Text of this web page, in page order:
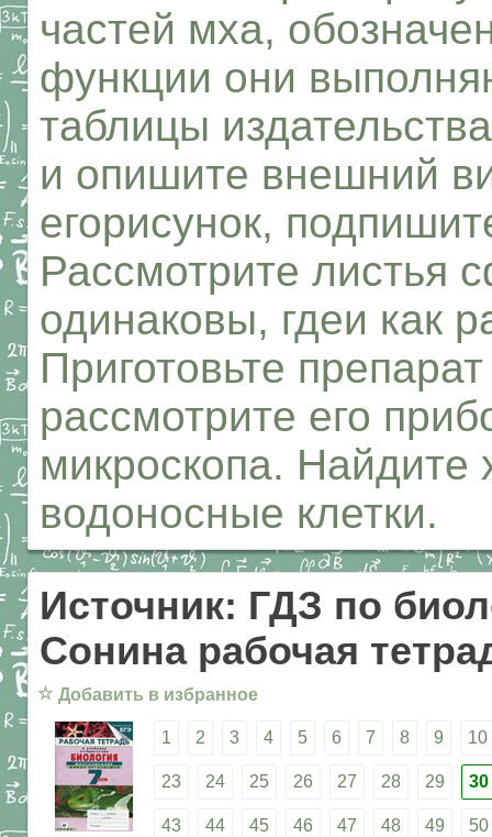
частей мха,
функции они
таблицы
и опишите внешний
егорисунок,
Рассмотрите листья
одинаковы, гдеи как
Приготовьте
рассмотрите его
микроскопа.
водоносные клетки.
Источник: ГДЗ по
Сонина рабочая
☆ Добавить в избранное
1 2 3 4 5 6 7 8 9 10
23 24 25 26 27 28 29 30
43 44 45 46 47 48 49 50